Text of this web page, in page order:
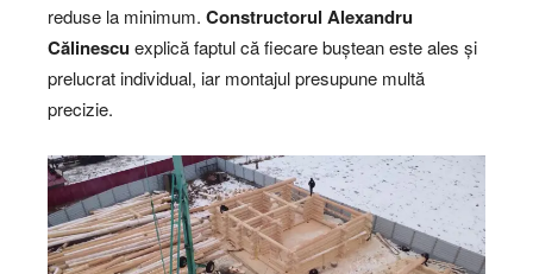
reduse la minimum. Constructorul Alexandru
Călinescuexplică faptul că fiecare buștean este ales și
prelucrat individual, iar montajul presupune multă
precizie.